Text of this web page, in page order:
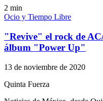
2 min
Ocio y Tiempo Libre
"Revive" el rock de
álbum "Power Up"
13 de noviembre de 2020
Quinta Fuerza